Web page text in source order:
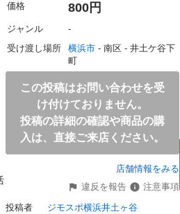
価格 800円
ジャンル
-
受け渡し場所
横浜市 - 南区 - 井土ケ谷下
町
この投稿はお問い合わせを受
け付けておりません。
投稿の詳細の確認や商品の購
入は、直接ご来店ください。
店舗情報をみる
違反を報告
注意事項
投稿者
ジモスポ横浜井土ヶ谷